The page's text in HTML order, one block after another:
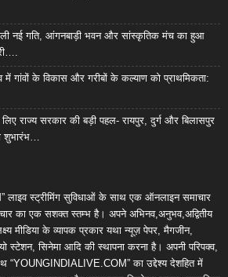
मिली नई गति, आंगनबाड़ी भवन और सांस्कृतिक मंच का हुआ
में गांवों के विकास और गरीबों के कल्याण को प्राथमिकता:
लिए राज्य सरकार की बड़ी पहल- रायपुर, दुर्ग और बिलासपुर
शुभारंभ…
लाइव स्ट्रीमिंग सुविधाओं के साथ एक ऑनलाइन समाचार
का एक सशक्त स्तम्भ है। अपने अभिनव,अनुभव,अद्वितीय
मीडिया के व्यापक प्रकार यथा न्यूज़ पेपर, मैगजीन,
स्टेशन, सिनेमा आदि की स्थापना करना है। अपनी परिपक्व,
“YOUNGINDIALIVE.COM” का उद्देश्य देशहित में